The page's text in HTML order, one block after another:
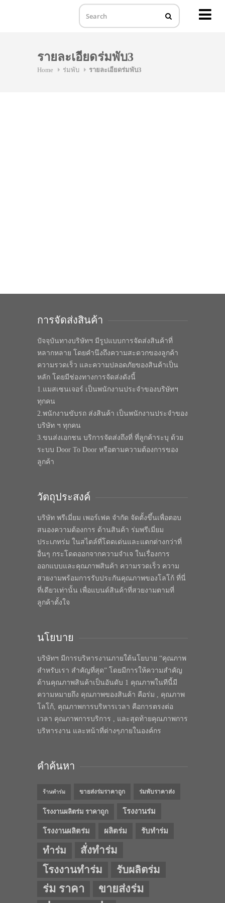
รายละเอียดร่มพับ3
Home ร่มพับ รายละเอียดร่มพับ3
การจัดส่งสินค้า
ปัจจุบันทางบริษัทฯ มีรูปแบบการจัดส่งสินค้าที่
หลากหลาย โดยคำนึงถึงความสะดวกของลูกค้า
ความรวดเร็ว และความปลอดภัยของสินค้าเป็น
หลัก โดยมีช่องทางการจัดส่งดังนี้
1.แมสเซนเจอร์ เป็นพนักงานประจำของบริษัทฯ
ทุกคน
2.พนักงานขับรถ ส่งสินค้า เป็นพนักงานประจำของ
บริษัท ฯ ทุกคน
3.ขนส่งเอกชน บริการจัดส่งถึงที่ ที่ลูกค้าระบุ ด้วย
ระบบ Door To Door หรือตามความต้องการของ
ลูกค้า
วัตถุประสงค์
บริษัท พรีเมี่ยม เพอร์เฟค จำกัด จัดตั้งขึ้นเพื่อตอบ
สนองความต้องการ ด้านสินค้า ร่มพรีเมี่ยม
ประเภทร่ม ในสไตล์ที่โดดเด่นและแตกต่างกว่าที่
อื่นๆ กระโดดออกจากความจำเจ ในเรื่องการ
ออกแบบและคุณภาพสินค้า ความรวดเร็ว ความ
สวยงามพร้อมการรับประกันคุณภาพของโลโก้ ที่นี่
ที่เดียวเท่านั้น เพื่อแบนด์สินค้าที่สวยงามตามที่
ลูกค้าตั้งใจ
นโยบาย
บริษัทฯ มีการบริหารงานภายใต้นโยบาย “คุณภาพ
สำหรับเรา สำคัญที่สุด” โดยมีการให้ความสำคัญ
ด้านคุณภาพสินค้าเป็นอันดับ 1 คุณภาพในทีนี้มี
ความหมายถึง คุณภาพของสินค้า คือร่ม , คุณภาพ
โลโก้, คุณภาพการบริหารเวลา คือการตรงต่อ
เวลา คุณภาพการบริการ , และสุดท้ายคุณภาพการ
บริหารงาน และหน้าที่ต่างๆภายในองค์กร
คำค้นหา
ร้านทำร่ม ขายส่งร่มราคาถูก ร่มพับราคาส่ง
โรงงานผลิตร่ม ราคาถูก โรงงานร่ม
โรงงานผลิตร่ม ผลิตร่ม รับทำร่ม
ทำร่ม
สั่งทำร่ม
โรงงานทำร่ม
รับผลิตร่ม
ร่ม ราคา ขายส่งร่ม